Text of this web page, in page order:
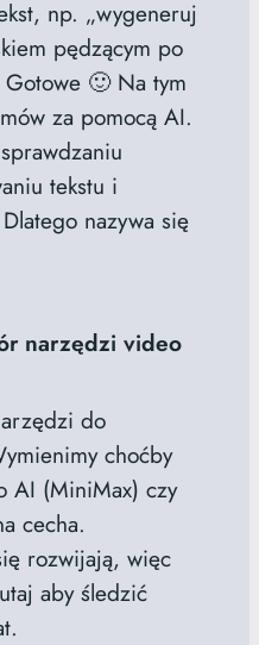
np. „wygeneruj
pędzącym po
Gotowe 🙂 Na tym
za pomocą AI.
tekstu i
nazywa się
narzędzi video
do
choćby
AI (MiniMax) czy
cecha.
rozwijają, więc
aby śledzić